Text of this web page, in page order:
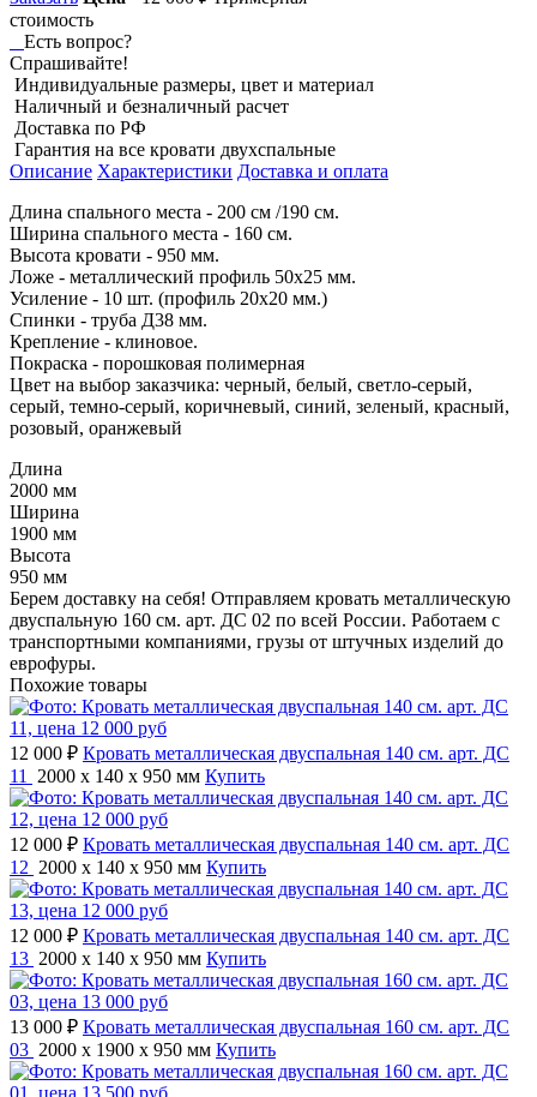
стоимость
Есть вопрос?
Спрашивайте!
Индивидуальные размеры, цвет и материал
Наличный и безналичный расчет
Доставка по РФ
Гарантия на все кровати двухспальные
Описание Характеристики Доставка и оплата
Длина спального места - 200 см /190 см.
Ширина спального места - 160 см.
Высота кровати - 950 мм.
Ложе - металлический профиль 50х25 мм.
Усиление - 10 шт. (профиль 20х20 мм.)
Спинки - труба Д38 мм.
Крепление - клиновое.
Покраска - порошковая полимерная
Цвет на выбор заказчика: черный, белый, светло-серый,
серый, темно-серый, коричневый, синий, зеленый, красный,
розовый, оранжевый
Длина
2000 мм
Ширина
1900 мм
Высота
950 мм
Берем доставку на себя! Отправляем кровать металлическую
двуспальную 160 см. арт. ДС 02 по всей России. Работаем с
транспортными компаниями, грузы от штучных изделий до
еврофуры.
Похожие товары
12 000 ₽ Кровать металлическая двуспальная 140 см. арт. ДС
11
2000 x 140 x 950 мм Купить
12 000 ₽ Кровать металлическая двуспальная 140 см. арт. ДС
12 2000 x 140 x 950 мм Купить
12 000 ₽ Кровать металлическая двуспальная 140 см. арт. ДС
13 2000 x 140 x 950 мм Купить
13 000 ₽ Кровать металлическая двуспальная 160 см. арт. ДС
03 2000 x 1900 x 950 мм Купить